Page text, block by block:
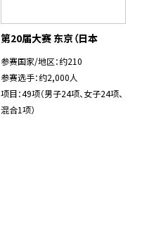
第20届大赛 东京（日本
参赛国家/地区：约210
参赛选手：约2,000人
项目：49项（男子24项、女子24项、
混合1项）